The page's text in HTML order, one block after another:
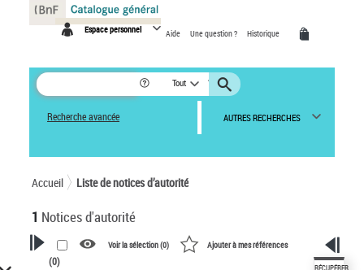
Espace personnel Aide Une question ? Historique
Tout
Recherche avancée AUTRES RECHERCHES
Accueil Liste de notices d’autorité
1 Notices d'autorité
Voir la sélection (0) Ajouter à mes références
(0)
Panneau de gestion des cookies